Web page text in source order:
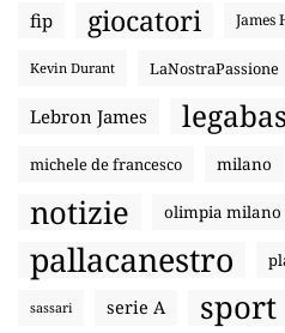
fip giocatori James
Kevin Durant LaNostraPassione
Lebron James
michele de francesco milano
notizie olimpia milano
pallacanestro
sassari serie A sport